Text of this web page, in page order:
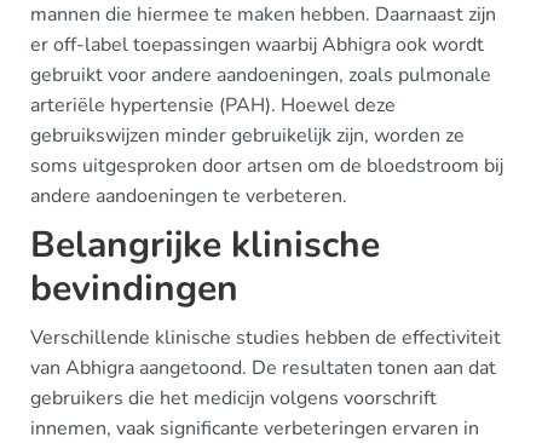
mannen die hiermee te maken hebben. Daarnaast zijn
er off-label toepassingen waarbij Abhigra ook wordt
gebruikt voor andere aandoeningen, zoals pulmonale
arteriële hypertensie (PAH). Hoewel deze
gebruikswijzen minder gebruikelijk zijn, worden ze
soms uitgesproken door artsen om de bloedstroom bij
andere aandoeningen te verbeteren.
Belangrijke klinische
bevindingen
Verschillende klinische studies hebben de effectiviteit
van Abhigra aangetoond. De resultaten tonen aan dat
gebruikers die het medicijn volgens voorschrift
innemen, vaak significante verbeteringen ervaren in